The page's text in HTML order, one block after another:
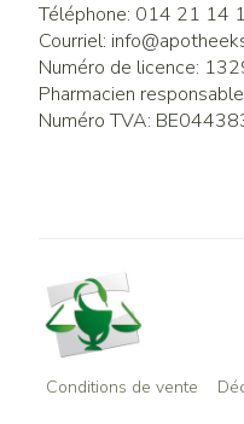
Téléphone: 014 21 14
Courriel: info@
Numéro de licence:
Pharmacien
Numéro TVA:
Conditions de vente